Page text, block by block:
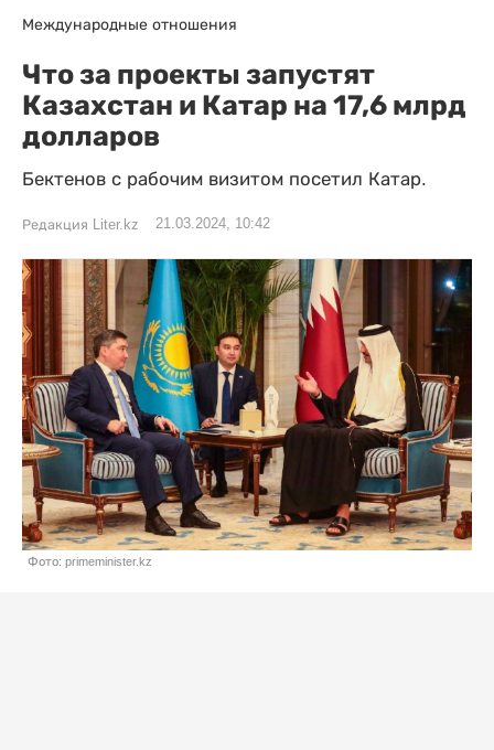
Международные отношения
Что за проекты запустят
Казахстан и Катар на 17,6 млрд
долларов
Бектенов с рабочим визитом посетил Катар.
Редакция Liter.kz 21.03.2024, 10:42
Фото: primeminister.kz